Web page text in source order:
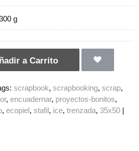
g
a Carrito
scrapbook scrapbooking scrap
encuadernar proyectos-bonitos
ecopiel stafil ice trenzada 35x50